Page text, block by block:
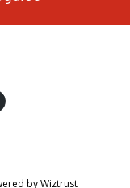
by Wiztrust